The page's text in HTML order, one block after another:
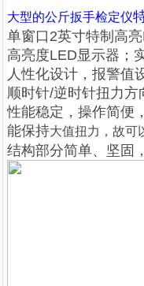
大型的公斤扳手检定仪
单窗口2英寸特制高
高亮度LED显示器；
人性化设计，报警值
顺时针/逆时针扭力方
性能稳定，操作简便
能保持大值扭力，故可
结构部分简单、坚固